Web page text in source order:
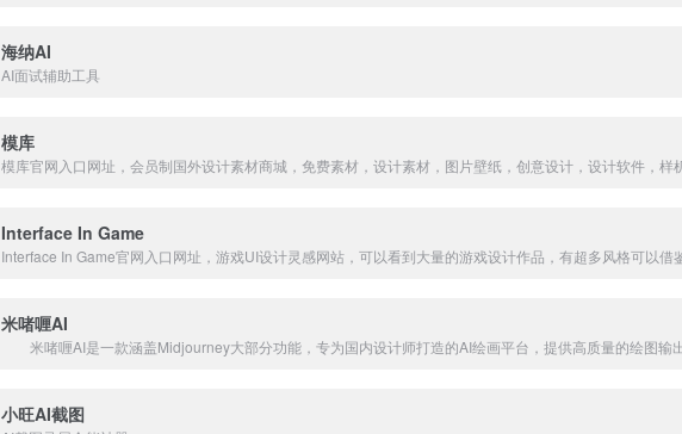
海纳AI
AI面试辅助工具
模库
Interface In Game
Interface In Game官网入口网址，游戏UI设计灵感网站，可以看到大量的游戏设计作品，有超多风格可以借
米啫喱AI
小旺AI截图